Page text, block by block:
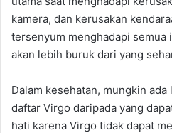
kamera, dan kerusakan
tersenyum menghadapi semua
akan lebih buruk dari yang
Dalam kesehatan, mungkin ada
daftar Virgo daripada yang
hati karena Virgo tidak dapat